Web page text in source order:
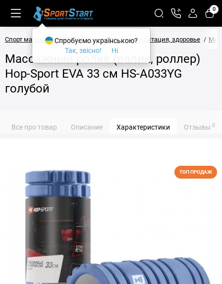
0
Спорт магазин SPORTSTART Массаж, реабилитация, здоровье
Массажный ролик (валик, роллер)
Hop-Sport EVA 33 см HS-A033YG
голубой
Все про товар Описание Характеристики Отзывы 0
ТОП ПРОДАЖ
Спробуємо українською?
Так, звісно!
Ні